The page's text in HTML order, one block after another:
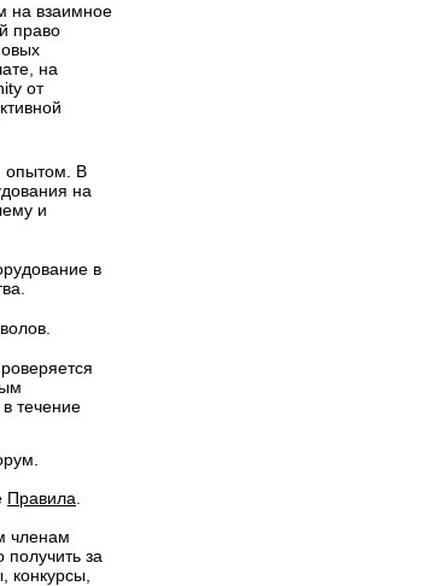
на взаимное
право
на
от
опытом. В
на
и
в
течение
Правила
членам
за
конкурсы,